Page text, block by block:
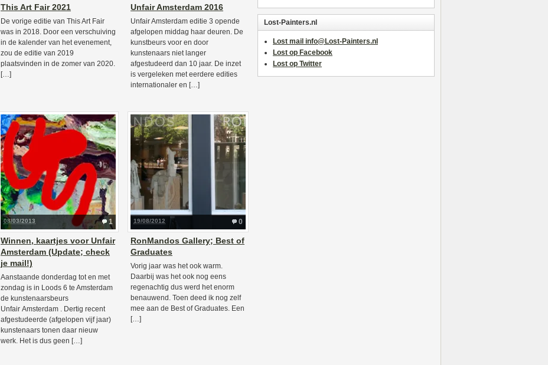
This Art Fair 2021
De vorige editie van This Art Fair
was in 2018. Door een verschuiving
in de kalender van het evenement,
zou de editie van 2019
plaatsvinden in de zomer van 2020.
[…]
Unfair Amsterdam 2016
Unfair Amsterdam editie 3 opende
afgelopen middag haar deuren. De
kunstbeurs voor en door
kunstenaars niet langer
afgestudeerd dan 10 jaar. De inzet
is vergeleken met eerdere edities
internationaler en […]
1
08/03/2013
Winnen, kaartjes voor Unfair
Amsterdam (Update; check
je mail!)
Aanstaande donderdag tot en met
zondag is in Loods 6 te Amsterdam
de kunstenaarsbeurs
Unfair Amsterdam . Dertig recent
afgestudeerde (afgelopen vijf jaar)
kunstenaars tonen daar nieuw
werk. Het is dus geen […]
0
19/08/2012
RonMandos Gallery; Best of
Graduates
Vorig jaar was het ook warm.
Daarbij was het ook nog eens
regenachtig dus werd het enorm
benauwend. Toen deed ik nog zelf
mee aan de Best of Graduates. Een
[…]
Lost-Painters.nl
Lost mail info@Lost-Painters.nl
Lost op Facebook
Lost op Twitter